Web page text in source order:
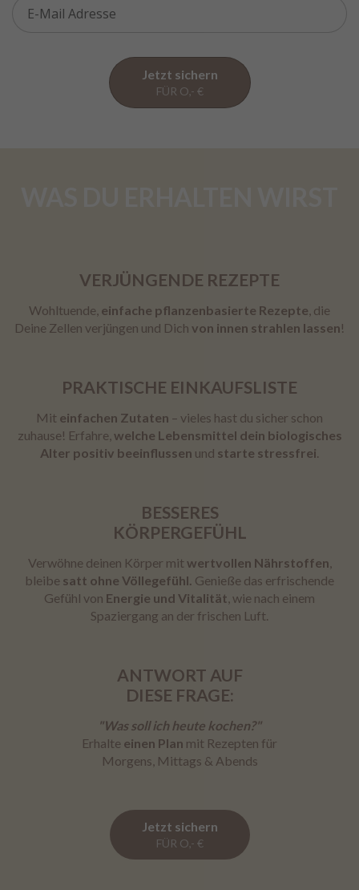
Jetzt sichern
FÜR O,- €
VERJÜNGENDE REZEPTE
Wohltuende, einfache pflanzenbasierte Rezepte , die
Deine Zellen verjüngen und Dich von innen strahlen lassen!
PRAKTISCHE EINKAUFSLISTE
Mit einfachen Zutaten – vieles hast du sicher schon
zuhause! Erfahre, welche Lebensmittel dein biologisches
Alter positiv beeinflussen und starte stressfrei
BESSERES
KÖRPERGEFÜHL
Verwöhne deinen Körper mitwertvollen Nährstoffen
bleibe satt ohne Völlegefühl. Genieße das erfrischende
Gefühl von Energie und Vitalität , wie nach einem
Spaziergang an der frischen Luft.
ANTWORT AUF
DIESE FRAGE:
"Was soll ich heute kochen?"
Erhalte einen Plan mit Rezepten für
Morgens, Mittags & Abends
Jetzt sichern
FÜR O,- €